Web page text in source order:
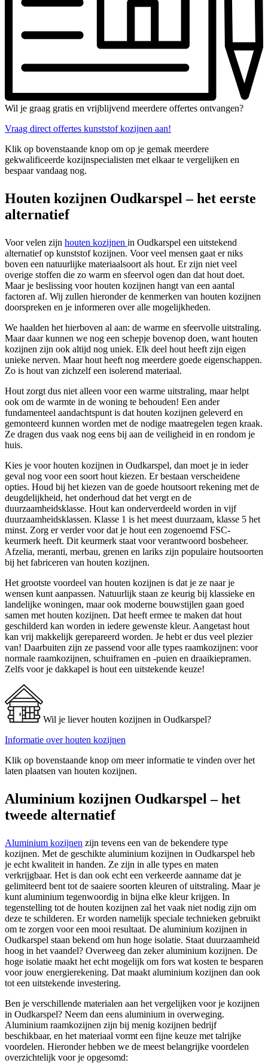
Wil je graag gratis en vrijblijvend meerdere offertes ontvangen?
Vraag direct offertes kunststof kozijnen aan!
Klik op bovenstaande knop om op je gemak meerdere
gekwalificeerde kozijnspecialisten met elkaar te vergelijken en
bespaar vandaag nog.
Houten kozijnen Oudkarspel – het eerste
alternatief
Voor velen zijn houten kozijnen in Oudkarspel een uitstekend
alternatief op kunststof kozijnen. Voor veel mensen gaat er niks
boven een natuurlijke materiaalsoort als hout. Er zijn niet veel
overige stoffen die zo warm en sfeervol ogen dan dat hout doet.
Maar je beslissing voor houten kozijnen hangt van een aantal
factoren af. Wij zullen hieronder de kenmerken van houten kozijnen
doorspreken en je informeren over alle mogelijkheden.
We haalden het hierboven al aan: de warme en sfeervolle uitstraling.
Maar daar kunnen we nog een schepje bovenop doen, want houten
kozijnen zijn ook altijd nog uniek. Elk deel hout heeft zijn eigen
unieke nerven. Maar hout heeft nog meerdere goede eigenschappen.
Zo is hout van zichzelf een isolerend materiaal.
Hout zorgt dus niet alleen voor een warme uitstraling, maar helpt
ook om de warmte in de woning te behouden! Een ander
fundamenteel aandachtspunt is dat houten kozijnen geleverd en
gemonteerd kunnen worden met de nodige maatregelen tegen kraak.
Ze dragen dus vaak nog eens bij aan de veiligheid in en rondom je
huis.
Kies je voor houten kozijnen in Oudkarspel, dan moet je in ieder
geval nog voor een soort hout kiezen. Er bestaan verscheidene
opties. Houd bij het kiezen van de goede houtsoort rekening met de
deugdelijkheid, het onderhoud dat het vergt en de
duurzaamheidsklasse. Hout kan onderverdeeld worden in vijf
duurzaamheidsklassen. Klasse 1 is het meest duurzaam, klasse 5 het
minst. Zorg er verder voor dat je hout een zogenoemd FSC-
keurmerk heeft. Dit keurmerk staat voor verantwoord bosbeheer.
Afzelia, meranti, merbau, grenen en lariks zijn populaire houtsoorten
bij het fabriceren van houten kozijnen.
Het grootste voordeel van houten kozijnen is dat je ze naar je
wensen kunt aanpassen. Natuurlijk staan ze keurig bij klassieke en
landelijke woningen, maar ook moderne bouwstijlen gaan goed
samen met houten kozijnen. Dat heeft ermee te maken dat hout
geschilderd kan worden in iedere gewenste kleur. Aangetast hout
kan vrij makkelijk gerepareerd worden. Je hebt er dus veel plezier
van! Daarbuiten zijn ze passend voor alle types raamkozijnen: voor
normale raamkozijnen, schuiframen en -puien en draaikiepramen.
Zelfs voor je dakkapel is hout een uitstekende keuze!
Wil je liever houten kozijnen in Oudkarspel?
Informatie over houten kozijnen
Klik op bovenstaande knop om meer informatie te vinden over het
laten plaatsen van houten kozijnen.
Aluminium kozijnen Oudkarspel – het
tweede alternatief
Aluminium kozijnen zijn tevens een van de bekendere type
kozijnen. Met de geschikte aluminium kozijnen in Oudkarspel heb
je echt kwaliteit in handen. Ze zijn in alle types en maten
verkrijgbaar. Het is dan ook echt een verkeerde aanname dat je
gelimiteerd bent tot de saaiere soorten kleuren of uitstraling. Maar je
kunt aluminium tegenwoordig in bijna elke kleur krijgen. In
tegenstelling tot de houten kozijnen zal het vaak niet nodig zijn om
deze te schilderen. Er worden namelijk speciale technieken gebruikt
om te zorgen voor een mooi resultaat. De aluminium kozijnen in
Oudkarspel staan bekend om hun hoge isolatie. Staat duurzaamheid
hoog in het vaandel? Overweeg dan zeker aluminium kozijnen. De
hoge isolatie maakt het echt mogelijk om fors wat kosten te besparen
voor jouw energierekening. Dat maakt aluminium kozijnen dan ook
tot een uitstekende investering.
Ben je verschillende materialen aan het vergelijken voor je kozijnen
in Oudkarspel? Neem dan eens aluminium in overweging.
Aluminium raamkozijnen zijn bij menig kozijnen bedrijf
beschikbaar, en het materiaal vormt een fijne keuze met talrijke
voordelen. Hieronder hebben we de meest belangrijke voordelen
overzichtelijk voor je opgesomd: